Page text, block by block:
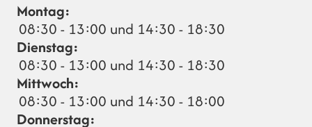
Montag:
08:30 - 13:00 und 14:30 - 18:30
Dienstag:
08:30 - 13:00 und 14:30 - 18:30
Mittwoch:
08:30 - 13:00 und 14:30 - 18:00
Donnerstag: